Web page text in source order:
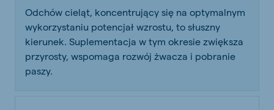
Odchów cieląt, koncentrujący się na optymalnym
wykorzystaniu potencjał wzrostu, to słuszny
kierunek. Suplementacja w tym okresie zwiększa
przyrosty, wspomaga rozwój żwacza i pobranie
paszy.